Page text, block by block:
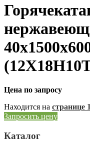
Цена по запросу
Находится на странице
Запросить цену
Каталог